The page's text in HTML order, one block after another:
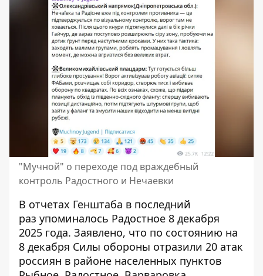
"Мучной" о переходе под враждебный
контроль Радостного и Нечаевки
В отчетах Генштаба в последний
раз упоминалось Радостное 8 декабря
2025 года. Заявлено, что по состоянию на
8 декабря Силы обороны отразили 20 атак
россиян в районе населенных пунктов